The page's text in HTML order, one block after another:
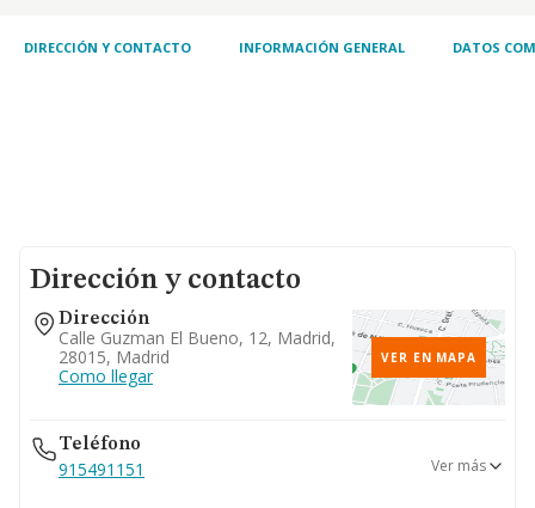
DIRECCIÓN Y CONTACTO INFORMACIÓN GENERAL DATOS
Dirección y contacto
Dirección
Calle Guzman El Bueno, 12, Madrid,
28015, Madrid
Como llegar
VER EN MAPA
Teléfono
915491151 Ver más